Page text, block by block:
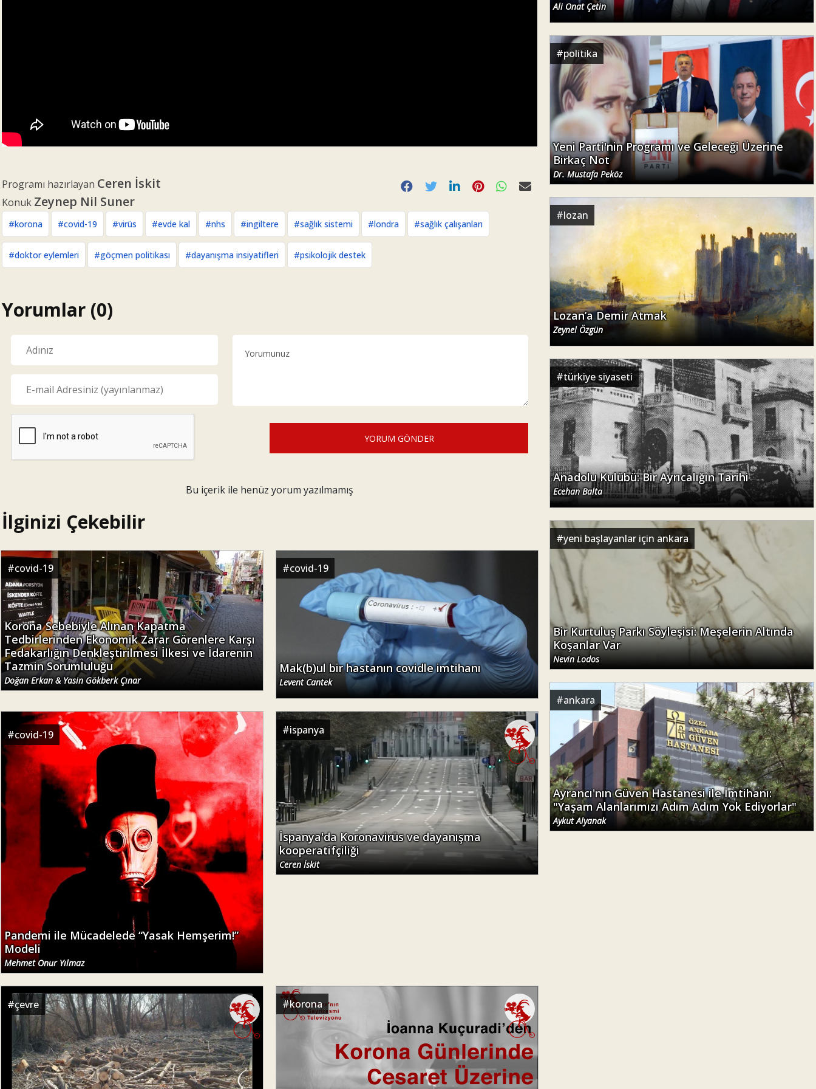
Programı hazırlayan Ceren İskit
Konuk Zeynep Nil Suner
#korona #covid-19 #virüs #evde kal #nhs #ingiltere #sağlık sistemi #londra #sağlık çalışanları
#doktor eylemleri #göçmen politikası #dayanışma insiyatifleri #psikolojik destek
Yorumlar (0)
YORUM GÖNDER
Bu içerik ile henüz yorum yazılmamış
İlginizi Çekebilir
#covid-19
Korona Sebebiyle Alınan Kapatma
Tedbirlerinden Ekonomik Zarar Görenlere Karşı
Fedakarlığın Denkleştirilmesi İlkesi ve İdarenin
Tazmin Sorumluluğu
Doğan Erkan & Yasin Gökberk Çınar
#covid-19
Mak(b)ul bir hastanın covidle imtihanı
Levent Cantek
#covid-19
Pandemi ile Mücadelede “Yasak Hemşerim!”
Modeli
Mehmet Onur Yılmaz
#ispanya
İspanya'da Koronavirüs ve dayanışma
kooperatifçiliği
Ceren İskit
#çevre #korona
Ali Onat Çetin
#politika
Yeni Parti'nin Programı ve Geleceği Üzerine
Birkaç Not
Dr. Mustafa Peköz
#lozan
Lozan’a Demir Atmak
Zeynel Özgün
#türkiye siyaseti
Anadolu Kulübü: Bir Ayrıcalığın Tarihi
Ecehan Balta
#yeni başlayanlar için ankara
Bir Kurtuluş Parkı Söyleşisi: Meşelerin Altında
Koşanlar Var
Nevin Lodos
#ankara
Ayrancı'nın Güven Hastanesi ile İmtihanı:
"Yaşam Alanlarımızı Adım Adım Yok Ediyorlar"
Aykut Alyanak